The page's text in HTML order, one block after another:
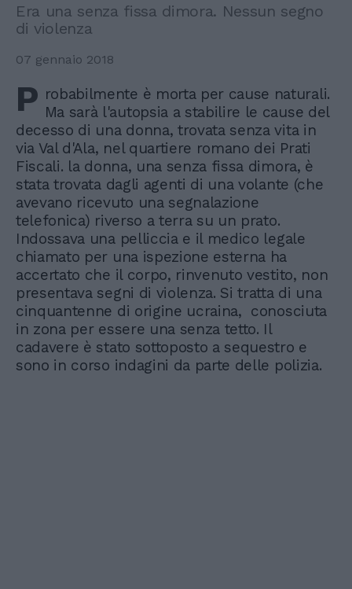
Era una senza fissa dimora. Nessun segno
di violenza
07 gennaio 2018
P robabilmente è morta per cause naturali.
Ma sarà l'autopsia a stabilire le cause del
decesso di una donna, trovata senza vita in
via Val d'Ala, nel quartiere romano dei Prati
Fiscali. la donna, una senza fissa dimora, è
stata trovata dagli agenti di una volante (che
avevano ricevuto una segnalazione
telefonica) riverso a terra su un prato.
Indossava una pelliccia e il medico legale
chiamato per una ispezione esterna ha
accertato che il corpo, rinvenuto vestito, non
presentava segni di violenza. Si tratta di una
cinquantenne di origine ucraina, conosciuta
in zona per essere una senza tetto. Il
cadavere è stato sottoposto a sequestro e
sono in corso indagini da parte delle polizia.